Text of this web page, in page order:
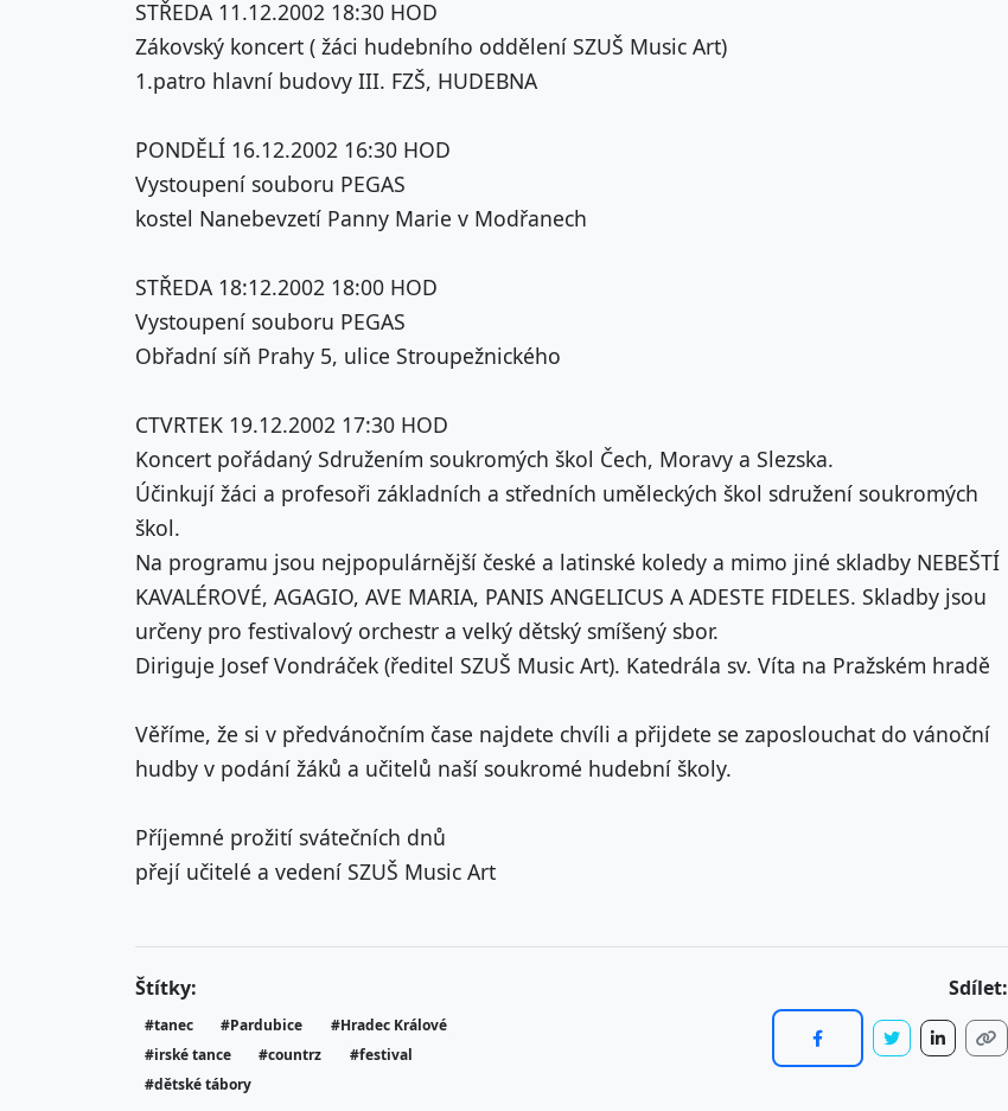
STŘEDA 11.12.2002 18:30 HOD
Zákovský koncert ( žáci hudebního oddělení SZUŠ Music Art)
1.patro hlavní budovy III. FZŠ, HUDEBNA
PONDĚLÍ 16.12.2002 16:30 HOD
Vystoupení souboru PEGAS
kostel Nanebevzetí Panny Marie v Modřanech
STŘEDA 18:12.2002 18:00 HOD
Vystoupení souboru PEGAS
Obřadní síň Prahy 5, ulice Stroupežnického
CTVRTEK 19.12.2002 17:30 HOD
Koncert pořádaný Sdružením soukromých škol Čech, Moravy a Slezska.
Účinkují žáci a profesoři základních a středních uměleckých škol sdružení soukromých
škol.
Na programu jsou nejpopulárnější české a latinské koledy a mimo jiné skladby NEBEŠTÍ
KAVALÉROVÉ, AGAGIO, AVE MARIA, PANIS ANGELICUS A ADESTE FIDELES. Skladby jsou
určeny pro festivalový orchestr a velký dětský smíšený sbor.
Diriguje Josef Vondráček (ředitel SZUŠ Music Art). Katedrála sv. Víta na Pražském hradě
Věříme, že si v předvánočním čase najdete chvíli a přijdete se zaposlouchat do vánoční
hudby v podání žáků a učitelů naší soukromé hudební školy.
Příjemné prožití svátečních dnů
přejí učitelé a vedení SZUŠ Music Art
Štítky:
#tanec #Pardubice
#Hradec Králové
#irské tance
#countrz
#festival
#dětské tábory
Sdílet: